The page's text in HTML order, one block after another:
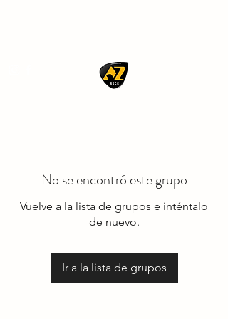
No se encontró este grupo
Vuelve a la lista de grupos e inténtalo
de nuevo.
Ir a la lista de grupos